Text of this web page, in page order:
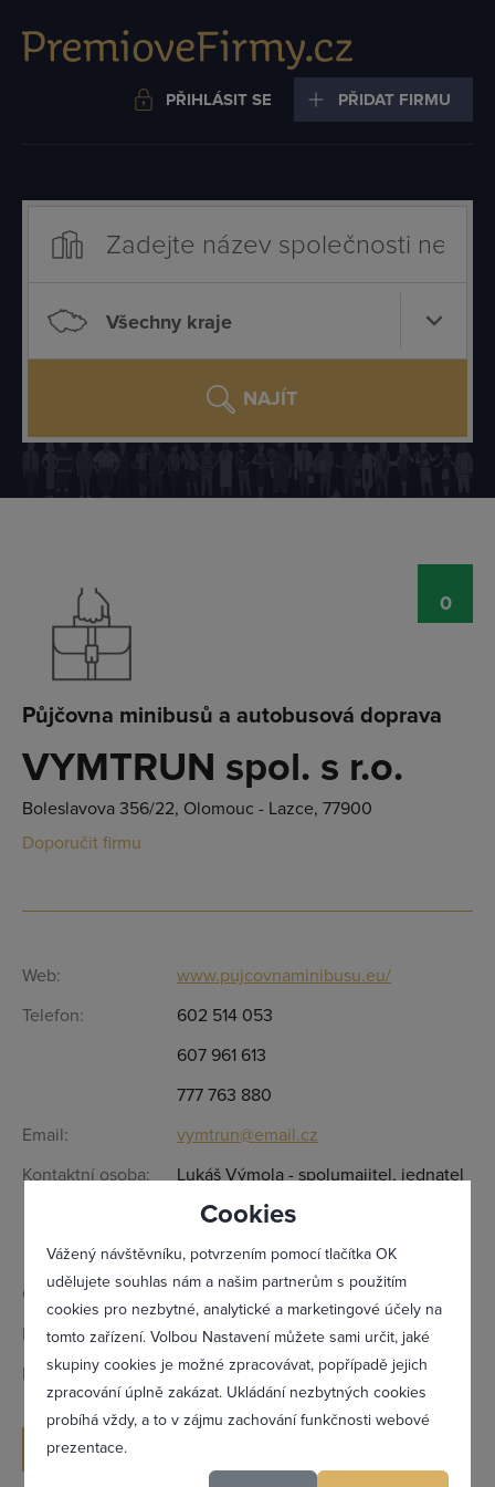
Cookies
Vážený návštěvníku, potvrzením pomocí tlačítka OK
udělujete souhlas nám a našim partnerům s použitím
cookies pro nezbytné, analytické a marketingové účely na
tomto zařízení. Volbou Nastavení můžete sami určit, jaké
skupiny cookies je možné zpracovávat, popřípadě jejich
zpracování úplně zakázat. Ukládání nezbytných cookies
probíhá vždy, a to v zájmu zachování funkčnosti webové
prezentace.
PŘIHLÁSIT SE PŘIDAT FIRMU
Všechny kraje
NAJÍT
Půjčovna minibusů a autobusová doprava
VYMTRUN spol. s r.o.
Boleslavova 356/22, Olomouc - Lazce, 77900
Doporučit firmu
0
Web:
www.pujcovnaminibusu.eu/
Telefon:
602 514 053
607 961 613
777 763 880
Email:
vymtrun@email.cz
Kontaktní osoba:
Lukáš Výmola - spolumajitel, jednatel
Irena Trundová - spolumajitelka,
jednatelka
Otevírací doba:
7-19 po - pá
IČ:
02714418
DIČ:
CZ02714418
ODESLAT POPTÁVKU
Přihlásit se
Zapomněl(a) jsem heslo